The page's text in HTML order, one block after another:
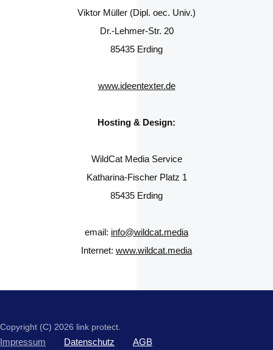
Viktor Müller (Dipl. oec. Univ.)
Dr.-Lehmer-Str. 20
85435 Erding
www.ideentexter.de
Hosting & Design:
WildCat Media Service
Katharina-Fischer Platz 1
85435 Erding
email: info@wildcat.media
Internet: www.wildcat.media
Copyright (C) 2026 link protect.
Impressum Datenschutz AGB